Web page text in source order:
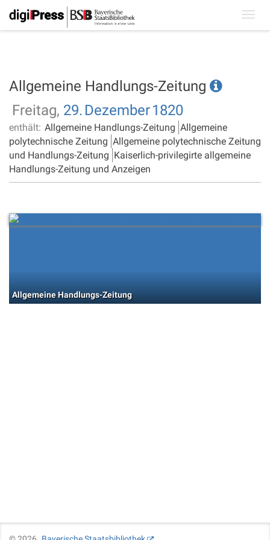
Allgemeine Handlungs-Zeitung
Freitag, 29. Dezember1820
enthält: Allgemeine Handlungs-Zeitung Allgemeine
polytechnische Zeitung Allgemeine polytechnische Zeitung
und Handlungs-Zeitung Kaiserlich-privilegirte allgemeine
Handlungs-Zeitung und Anzeigen
Allgemeine Handlungs-Zeitung